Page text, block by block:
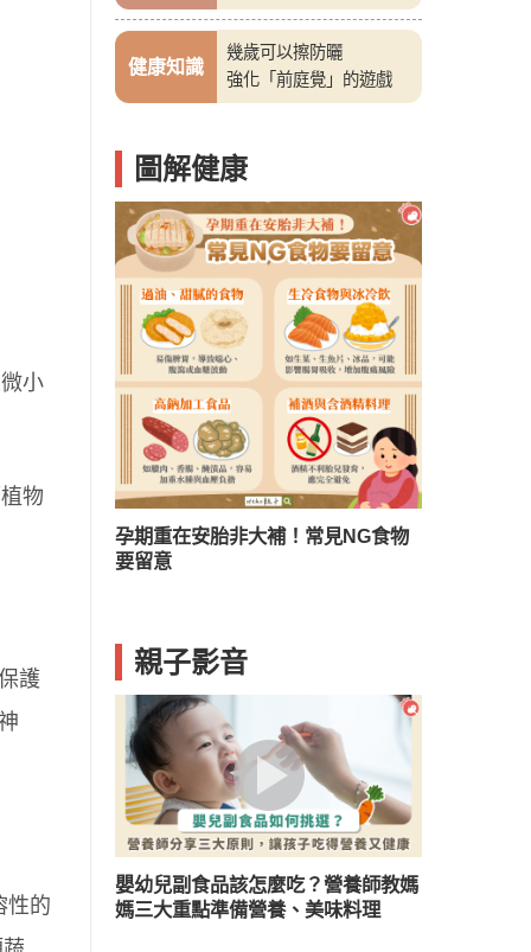
小
物
護
性的
健康知識
幾歲可以擦防曬
強化「前庭覺」的遊戲
圖解健康
孕期重在安胎非大補！常見NG食物
要留意
親子影音
嬰幼兒副食品該怎麼吃？營養師教媽
媽三大重點準備營養、美味料理